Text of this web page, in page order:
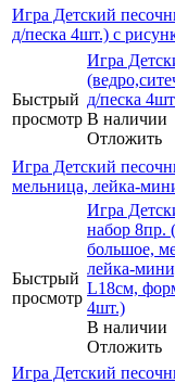
Игра Детский
д/песка 4шт.) с
Быстрый
просмотр
Игра
д/песка
В наличии
Отложить
Игра Детский
мельница, лейка-
Быстрый
просмотр
Игра
набор 8пр.
большое,
лейка-
L18см,
4шт.)
В наличии
Отложить
Игра Детский